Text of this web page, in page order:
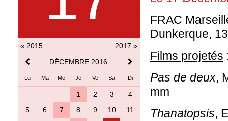
« 2015
2017 »
DÉCEMBRE 2016
Lu Ma Me Je Ve Sa Di
1 2 3
4
5
6 7 8 9 10
11
FRAC
Dunkerque,
Films projetés
Pas de deux,
Thanatopsis,